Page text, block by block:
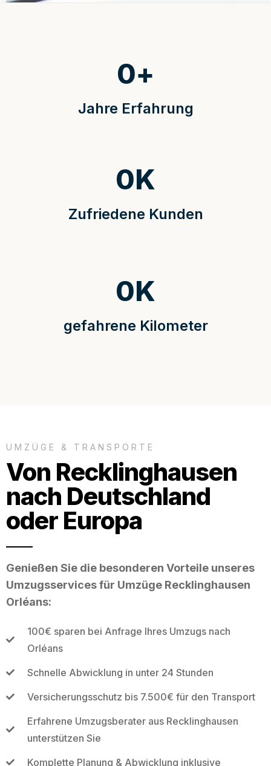
Jahre Erfahrung
0+
Zufriedene Kunden
0K
gefahrene Kilometer
0K
UMZÜGE & TRANSPORTE
Von Recklinghausen
nach Deutschland
oder Europa
Genießen Sie die besonderen Vorteile unseres
Umzugsservices für Umzüge Recklinghausen
Orléans:
100€ sparen bei Anfrage Ihres Umzugs nach
Orléans
Schnelle Abwicklung in unter 24 Stunden
Versicherungsschutz bis 7.500€ für den Transport
Erfahrene Umzugsberater aus Recklinghausen
unterstützen Sie
Komplette Planung & Abwicklung inklusive